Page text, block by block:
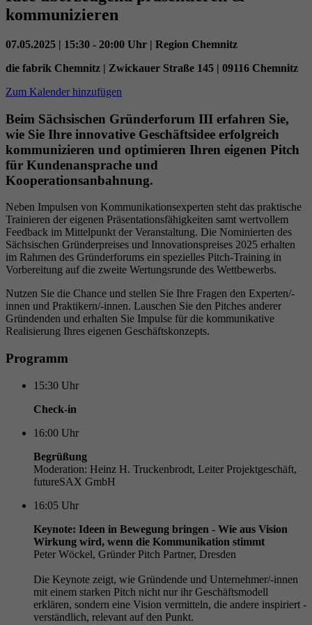
kommunizieren
07.05.2025 | 15:30 - 20:00 Uhr | Region Chemnitz
die fabrik Chemnitz | Zwickauer Straße 145 | 09116 Chemnitz
Zum Kalender hinzufügen
Beim Sächsischen Gründerforum III erfahren Sie,
wie Sie Ihre innovative Geschäftsidee erfolgreich
kommunizieren und optimieren Ihren eigenen Pitch
für Kundenansprache und
Kooperationsanbahnung.
Neben Impulsen von Kommunikationsexperten steht das praktische
Trainieren der eigenen Präsentationsfähigkeiten samt wertvollem
Feedback im Mittelpunkt der Veranstaltung. Die Nominierten des
Sächsischen Gründerpreises und Innovationspreises 2025 erhalten
im Rahmen des Gründerforums ein spezielles Pitch-Training in
Vorbereitung auf die zweite Wertungsrunde des Wettbewerbs.
Nutzen Sie die Chance und stellen Sie Ihre Fragen den Experten/-
innen und Praktikern/-innen. Lauschen Sie den Pitches anderer
Gründenden und erhalten Sie Impulse für die kommunikative
Realisierung Ihres eigenen Geschäftskonzepts.
Programm
15:30 Uhr
Check-in
16:00 Uhr
Begrüßung
Moderation: Heinz H. Truckenbrodt, Leiter Projektgeschäft,
futureSAX GmbH
16:05 Uhr
Keynote: Ideen in Bewegung bringen - Wie aus Vision
Wirkung wird, wenn die Kommunikation stimmt
Peter Wöckel, Gründer Pitch Partner, Dresden
Die Keynote zeigt, wie Gründende und Unternehmer/-innen
mit einem starken Pitch nicht nur ihr Geschäftsmodell
erklären, sondern eine Vision vermitteln, die andere inspiriert -
verständlich, relevant auf den Punkt.
Zweck
Datenschutzeinstellungen der Nutzer auf der
Youtube-Plattform zu verfolgen und zu
erweitern.
Name YSC
Anbieter YouTube (Google)
Laufzeit Sitzungsende
Registriert eine eindeutige ID, um Statistiken
gesehen hat, zu behalten.